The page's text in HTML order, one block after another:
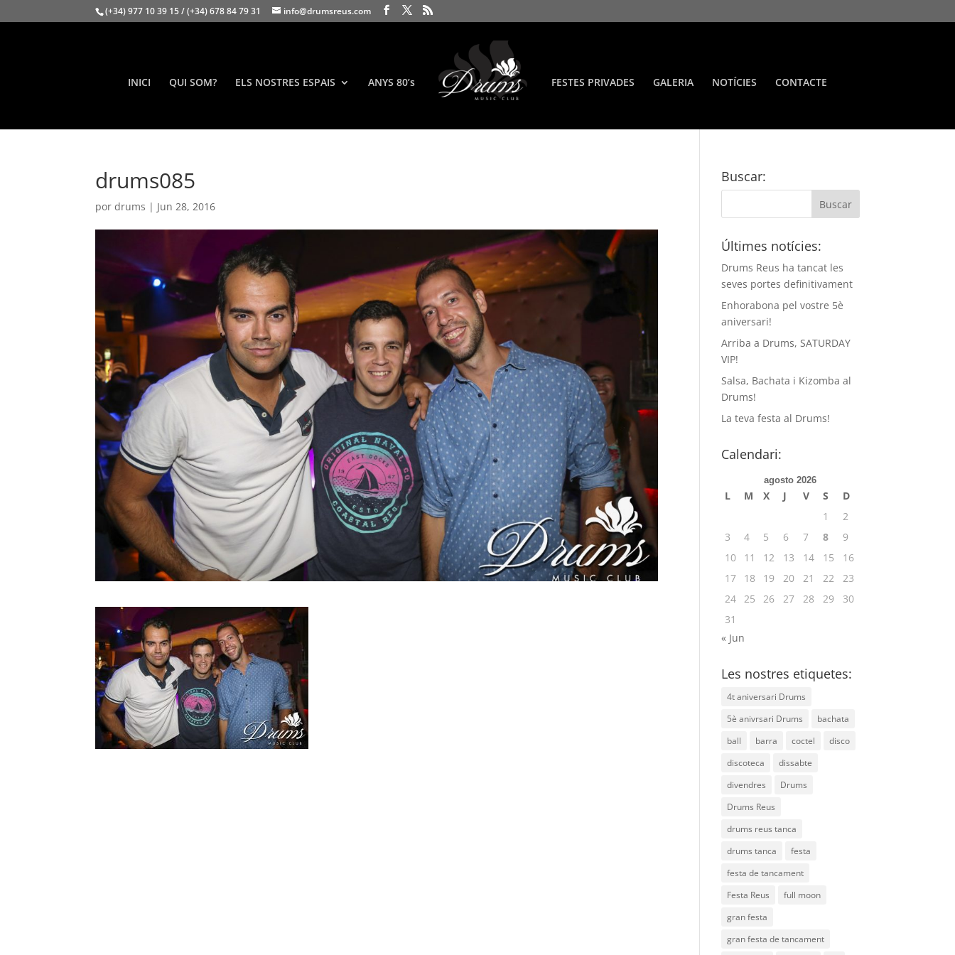
(+34) 977 10 39 15 / (+34) 678 84 79 31 info@drumsreus.com
INICI QUI SOM? ELS NOSTRES ESPAIS ANYS 80’s FESTES PRIVADES GALERIA NOTÍCIES CONTACTE
drums085
pordrums | Jun 28, 2016
Buscar:
Últimes notícies:
Drums Reus ha tancat les
seves portes definitivament
Enhorabona pel vostre 5è
aniversari!
Arriba a Drums, SATURDAY
VIP!
Salsa, Bachata i Kizomba al
Drums!
La teva festa al Drums!
Calendari:
agosto 2026
L M X J V S
D
1
2
3
4 5 6 7 8
9
10
11 12 13 14 15
16
17
18 19 20 21 22
23
24 25 26 27 28 29
30
31
« Jun
Les nostres etiquetes:
4t aniversari Drums
5è anivrsari Drums
bachata
ball
barra coctel
disco
discoteca
dissabte
divendres
Drums
Drums Reus
drums reus tanca
drums tanca
festa
festa de tancament
Festa Reus
full moon
gran festa
gran festa de tancament